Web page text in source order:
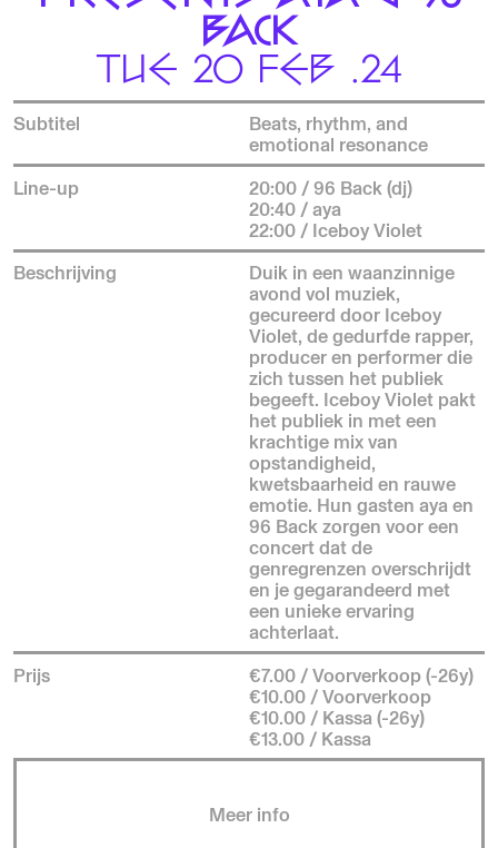
BACK
TUE 20 FEB .24
Subtitel
Beats, rhythm, and
emotional resonance
Line-up
20:00 / 96 Back (dj)
20:40 / aya
22:00 / Iceboy Violet
Beschrijving
Duik in een waanzinnige
avond vol muziek,
gecureerd door Iceboy
Violet, de gedurfde rapper,
producer en performer die
zich tussen het publiek
begeeft. Iceboy Violet pakt
het publiek in met een
krachtige mix van
opstandigheid,
kwetsbaarheid en rauwe
emotie. Hun gasten aya en
96 Back zorgen voor een
concert dat de
genregrenzen overschrijdt
en je gegarandeerd met
een unieke ervaring
achterlaat.
Prijs
€7.00 / Voorverkoop (-26y)
€10.00 / Voorverkoop
€10.00 / Kassa (-26y)
€13.00 / Kassa
Meer info